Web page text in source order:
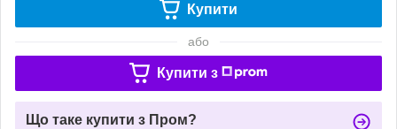
Купити
або
Купити з
Що таке купити з Пром?